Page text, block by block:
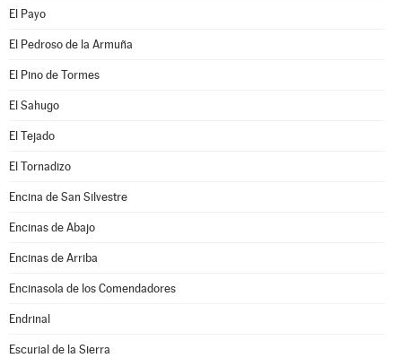
El Payo
El Pedroso de la Armuña
El Pino de Tormes
El Sahugo
El Tejado
El Tornadizo
Encina de San Silvestre
Encinas de Abajo
Encinas de Arriba
Encinasola de los Comendadores
Endrinal
Escurial de la Sierra